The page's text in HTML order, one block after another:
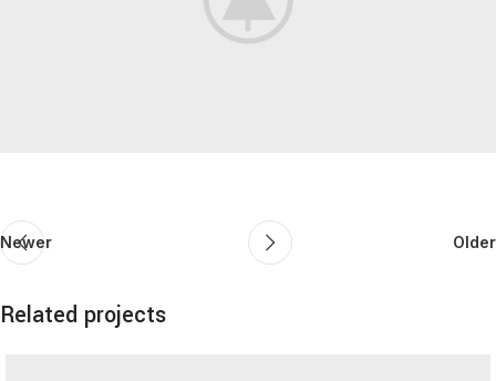
Newer Older
Related projects